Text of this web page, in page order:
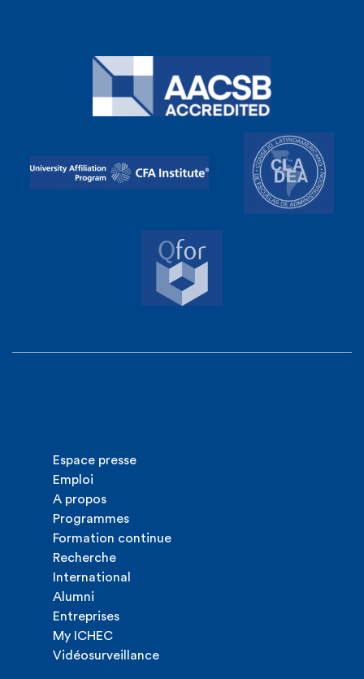
Espace presse
Emploi
A propos
Programmes
Formation continue
Recherche
International
Alumni
Entreprises
My ICHEC
Vidéosurveillance